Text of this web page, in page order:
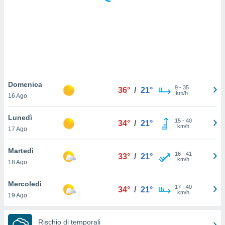
per
utilizzati
il
o
Domenica
16 Ago
36° / 21° 9- 35
km/h
Lunedì
17 Ago
34° / 21° 15- 40
km/h
Martedì
18 Ago
33° / 21° 16- 41
km/h
Mercoledì
19 Ago
34° / 21° 17- 40
km/h
Rischio di temporali